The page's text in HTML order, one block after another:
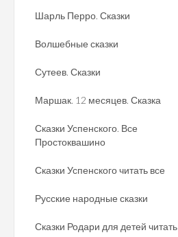
Шарль Перро. Сказки
Волшебные сказки
Сутеев. Сказки
Маршак. 12 месяцев. Сказка
Сказки Успенского. Все
Простоквашино
Сказки Успенского читать все
Русские народные сказки
Сказки Родари для детей читать